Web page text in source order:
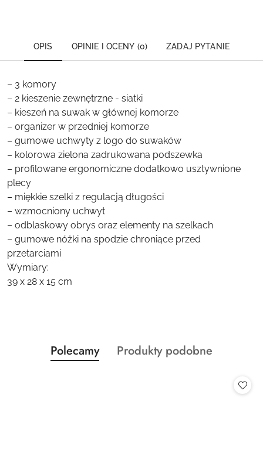
OPIS OPINIE I OCENY (0) ZADAJ PYTANIE
– 3 komory
– 2 kieszenie zewnętrzne - siatki
– kieszeń na suwak w głównej komorze
– organizer w przedniej komorze
– gumowe uchwyty z logo do suwaków
– kolorowa zielona zadrukowana podszewka
– profilowane ergonomiczne dodatkowo usztywnione
plecy
– miękkie szelki z regulacją długości
– wzmocniony uchwyt
– odblaskowy obrys oraz elementy na szelkach
– gumowe nóżki na spodzie chroniące przed
przetarciami
Wymiary:
39 x 28 x 15 cm
Pomiń karuzelę produktów
Produkty
o
Polecamy
Produkty
Produkty podobne